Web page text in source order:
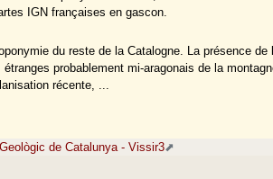
IGN françaises en gascon.
du reste de la Catalogne. La présence de
probablement mi-aragonais de la
récente, ...
de Catalunya - Vissir3